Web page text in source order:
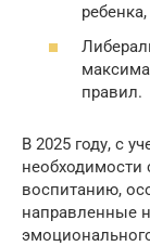
правил.
В 2025 году, с
необходимости
воспитанию,
направленные